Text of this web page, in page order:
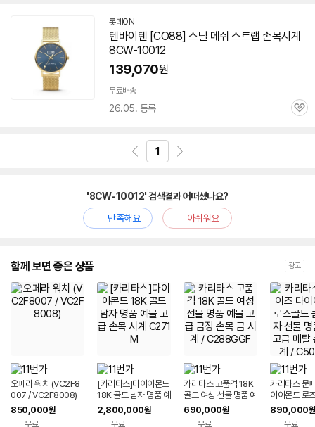
롯데ON
텐바이텐 [CO88] 스틸 메쉬 스트랩 손목시계
8CW-10012
139,070원
무료배송
26.05. 등록
관
1
'8CW-10012' 검색결과 어떠셨나요?
만족해요
아쉬워요
함께 보면 좋은 상품 광고
오페라 워치 (VC2F8
007 / VC2F8008)
850,000원
무료
[카리타스]다이아몬드
18K 골드 남자 명품 예
물 고급 손목 시계 C2
71M
2,800,000원
무료
카리타스 고품격 18K
골드 여성 선물 명품 예
물 고급 금장 손목 금
시계 / C288GGF
690,000원
무료
카리타스 문
이아몬드 로
비 남자 선물
고급 메탈 손
890,000원
무료